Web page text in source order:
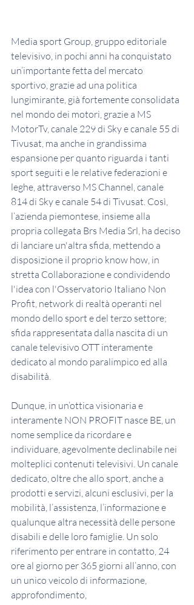
Media sport Group, gruppo editoriale
televisivo, in pochi anni ha conquistato
un’importante fetta del mercato
sportivo, grazie ad una politica
lungimirante, già fortemente consolidata
nel mondo dei motori, grazie a MS
MotorTv, canale 229 di Sky e canale 55 di
Tivusat, ma anche in grandissima
espansione per quanto riguarda i tanti
sport seguiti e le relative federazioni e
leghe, attraverso MS Channel, canale
814 di Sky e canale 54 di Tivusat. Così,
l’azienda piemontese, insieme alla
propria collegata Brs Media Srl, ha deciso
di lanciare un'altra sfida, mettendo a
disposizione il proprio know how, in
stretta Collaborazione e condividendo
l'idea con l'Osservatorio Italiano Non
Profit, network di realtà operanti nel
mondo dello sport e del terzo settore;
sfida rappresentata dalla nascita di un
canale televisivo OTT interamente
dedicato al mondo paralimpico ed alla
disabilità.
Dunque, in un’ottica visionaria e
interamente NON PROFIT nasce BE, un
nome semplice da ricordare e
individuare, agevolmente declinabile nei
molteplici contenuti televisivi. Un canale
dedicato, oltre che allo sport, anche a
prodotti e servizi, alcuni esclusivi, per la
mobilità, l’assistenza, l’informazione e
qualunque altra necessità delle persone
disabili e delle loro famiglie. Un solo
riferimento per entrare in contatto, 24
ore al giorno per 365 giorni all’anno, con
un unico veicolo di informazione,
approfondimento,